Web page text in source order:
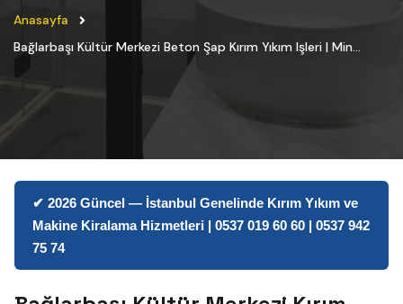
Anasayfa
Bağlarbaşı Kültür Merkezi Beton Şap Kırım Yıkım Işleri | Min...
✔ 2026 Güncel — İstanbul Genelinde Kırım Yıkım ve
Makine Kiralama Hizmetleri | 0537 019 60 60 | 0537 942
75 74